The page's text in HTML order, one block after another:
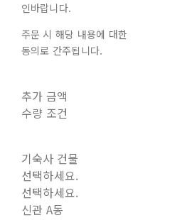
인바랍니다.
주문 시 해당 내용에 대한
동의로 간주됩니다.
추가 금액
수량 조건
기숙사 건물
선택하세요.
선택하세요.
신관 A동